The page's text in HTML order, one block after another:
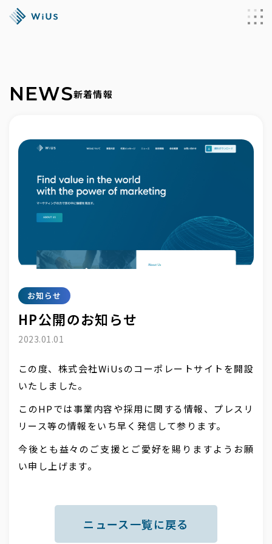
NEWS新着情報
お知らせ
HP公開のお知らせ
2023.01.01
この度、株式会社WiUsのコーポレートサイトを開設
いたしました。
このHPでは事業内容や採用に関する情報、プレスリ
リース等の情報をいち早く発信して参ります。
今後とも益々のご支援とご愛好を賜りますようお願
い申し上げます。
ニュース一覧に戻る